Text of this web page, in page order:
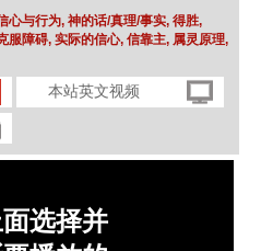
心与行为, 神的话/真理/事实, 得胜,
服障碍, 实际的信心, 信靠主, 属灵原理,
本站英文视频